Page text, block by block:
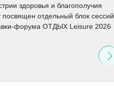
здоровья и благополучия
посвящен отдельный блок сессий
форума ОТДЫХ Leisure 2026